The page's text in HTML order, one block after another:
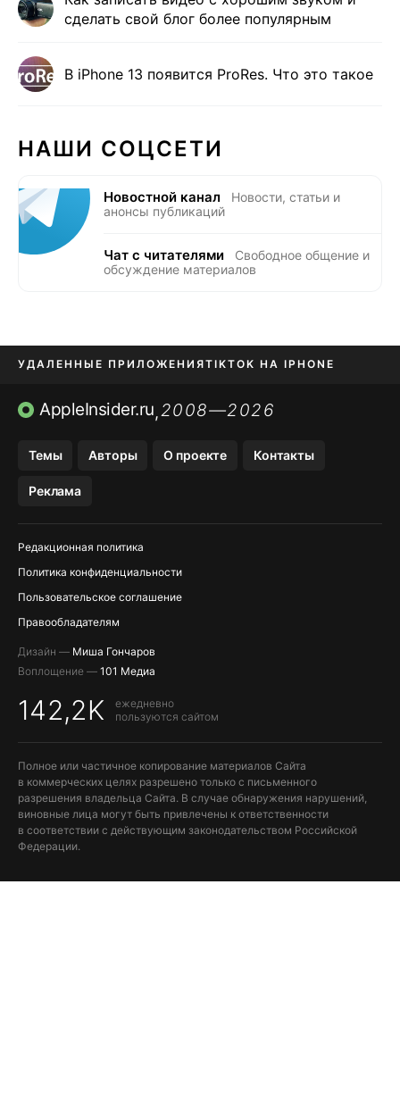
сделать свой блог более популярным
В iPhone 13 появится ProRes. Что это такое
НАШИ СОЦСЕТИ
Новостной канал
Новости, статьи и
анонсы публикаций
Чат с читателями
Свободное общение и
обсуждение материалов
УДАЛЕННЫЕ ПРИЛОЖЕНИЯTIKTOK НА IPHONE
ПРИЛОЖЕНИЯ БЕЗ APP STORE
AppleInsider.ru,2008—2026
Темы Авторы О проекте Контакты
Реклама
Редакционная политика
Политика конфиденциальности
Пользовательское соглашение
Правообладателям
Дизайн — Миша Гончаров
Воплощение — 101 Медиа
142,2K
ежедневно
пользуются сайтом
Полное или частичное копирование материалов Сайта
в коммерческих целях разрешено только с письменного
разрешения владельца Сайта. В случае обнаружения нарушений,
виновные лица могут быть привлечены к ответственности
в соответствии с действующим законодательством Российской
Федерации.